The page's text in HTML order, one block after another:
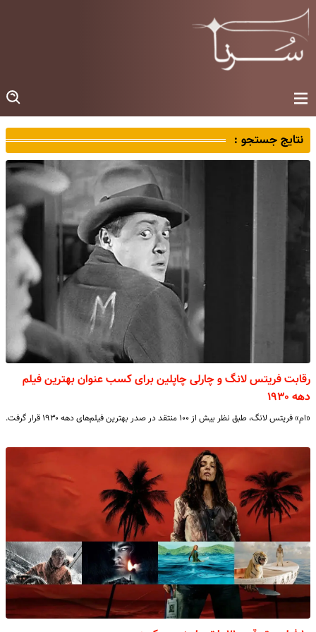
نتایج جستجو :
رقابت فریتس لانگ و چارلی چاپلین برای کسب عنوان بهترین فیلم
دهه ۱۹۳۰
«ام» فریتس لانگ، طبق نظر بیش از ۱۰۰ منتقد در صدر بهترین فیلم‌های دهه ۱۹۳۰ قرار گرفت.